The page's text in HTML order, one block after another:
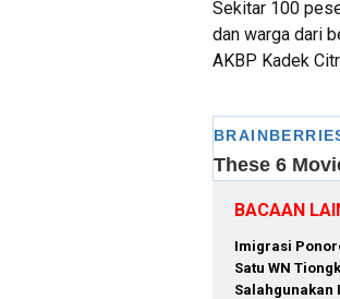
Sekitar 100
dan warga dari
AKBP Kadek
BACAAN
Imigrasi
Satu WN
Salahgunakan